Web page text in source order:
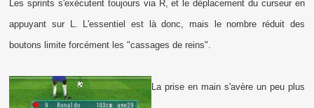
Les sprints s'exécutent toujours via R, et le déplacement du curseur en
appuyant sur L. L'essentiel est là donc, mais le nombre réduit des
boutons limite forcément les "cassages de reins".
La prise en main s'avère un peu plus